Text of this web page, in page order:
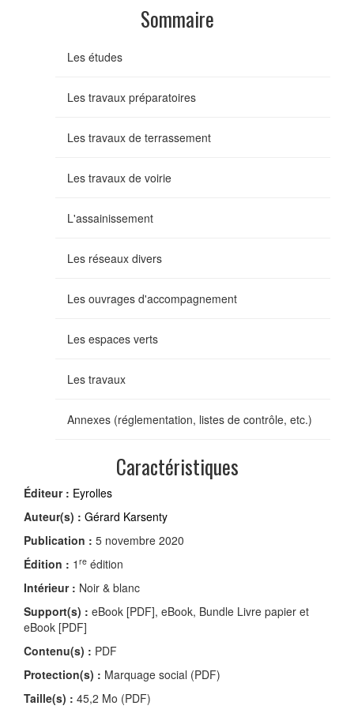
Sommaire
Les études
Les travaux préparatoires
Les travaux de terrassement
Les travaux de voirie
L'assainissement
Les réseaux divers
Les ouvrages d'accompagnement
Les espaces verts
Les travaux
Annexes (réglementation, listes de contrôle, etc.)
Caractéristiques
Éditeur : Eyrolles
Auteur(s) : Gérard Karsenty
Publication : 5 novembre 2020
Édition : 1 re édition
Intérieur : Noir & blanc
Support(s) : eBook [PDF], eBook, Bundle Livre papier et
eBook [PDF]
Contenu(s) : PDF
Protection(s) : Marquage social (PDF)
Taille(s) : 45,2 Mo (PDF)